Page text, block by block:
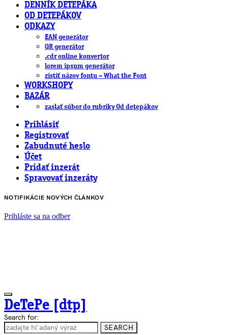
DENNÍK DETEPÁKA
OD DETEPÁKOV
ODKAZY
EAN generátor
QR generátor
.cdr online konvertor
lorem ipsum generátor
zistiť názov fontu – What the Font
WORKSHOPY
BAZÁR
zaslať súbor do rubriky Od detepákov
Prihlásiť
Registrovať
Zabudnuté heslo
Účet
Pridať inzerát
Spravovať inzeráty
NOTIFIKÁCIE NOVÝCH ČLÁNKOV
Prihláste sa na odber
DeTePe [dtp]
ČLÁNKY
Search for:
SEARCH